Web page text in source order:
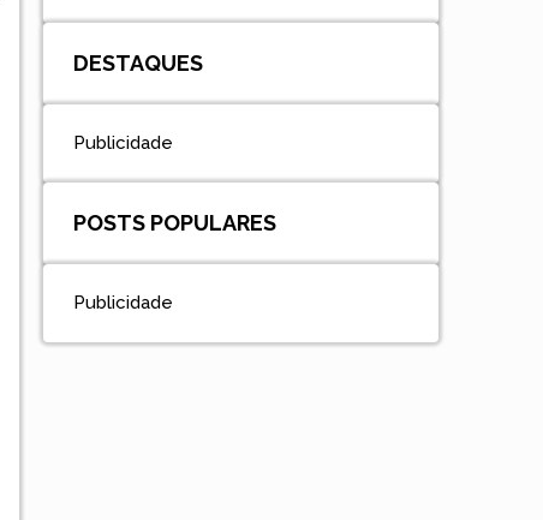
DESTAQUES
Publicidade
POSTS POPULARES
Publicidade